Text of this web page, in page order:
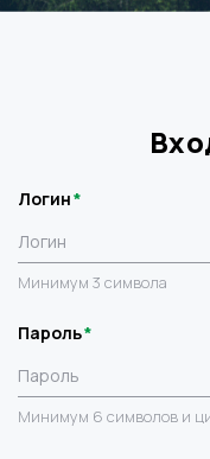
Логин
Минимум 3 символа
Пароль
Минимум 6 символов и